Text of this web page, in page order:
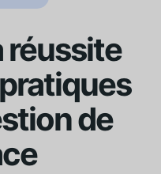
réussite
de